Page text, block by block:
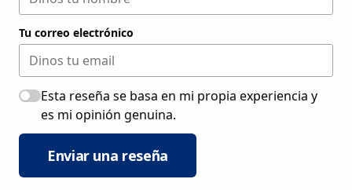
Tu correo electrónico
Esta reseña se basa en mi propia experiencia y
es mi opinión genuina.
Enviar una reseña